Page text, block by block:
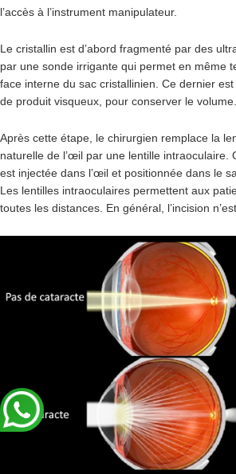
l’accès à l’instrument manipulateur.
Le cristallin est d’abord fragmenté par des
par une sonde irrigante qui permet en même
face interne du sac cristallinien. Ce dernier
de produit visqueux, pour conserver le volume.
Après cette étape, le chirurgien remplace la
naturelle de l’œil par une lentille intraoculaire.
est injectée dans l’œil et positionnée dans le
Les lentilles intraoculaires permettent aux
toutes les distances. En général, l’incision